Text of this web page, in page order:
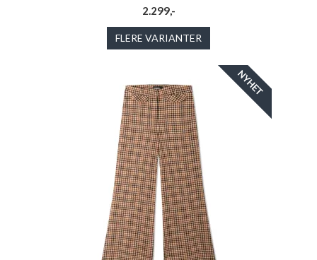
2.299,-
FLERE VARIANTER
NYHET